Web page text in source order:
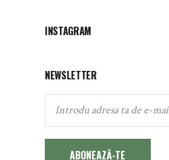
INSTAGRAM
NEWSLETTER
ABONEAZĂ-TE